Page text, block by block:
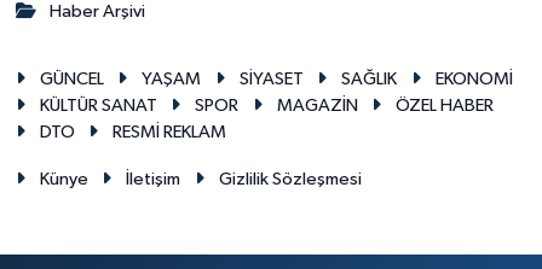
Haber Arşivi
GÜNCEL YAŞAM SİYASET SAĞLIK
EKONOMİ
KÜLTÜR SANAT
SPOR MAGAZİN
ÖZEL HABER
DTO
RESMİ REKLAM
Künye İletişim Gizlilik Sözleşmesi